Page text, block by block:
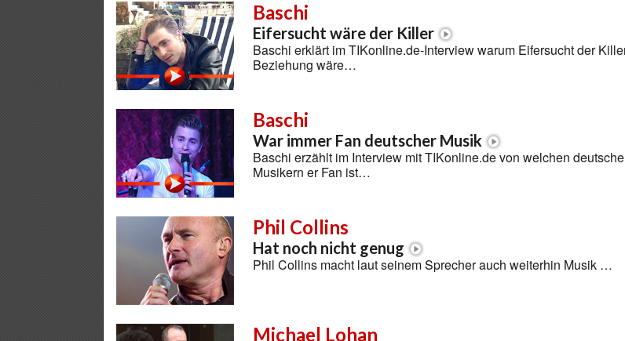
Baschi
Eifersucht wäre der Killer
Baschi erklärt im TIKonline.de-Interview warum Eifersucht der
Beziehung wäre…
Baschi
War immer Fan deutscher Musik
Baschi erzählt im Interview mit TIKonline.de von welchen
Musikern er Fan ist…
Phil Collins
Hat noch nicht genug
Phil Collins macht laut seinem Sprecher auch weiterhin Musik …
Michael Lohan